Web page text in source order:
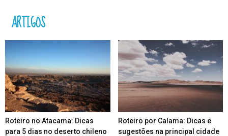
ARTIGOS
Roteiro no Atacama: Dicas
para 5 dias no deserto chileno
Roteiro por Calama: Dicas e
sugestões na principal cidade